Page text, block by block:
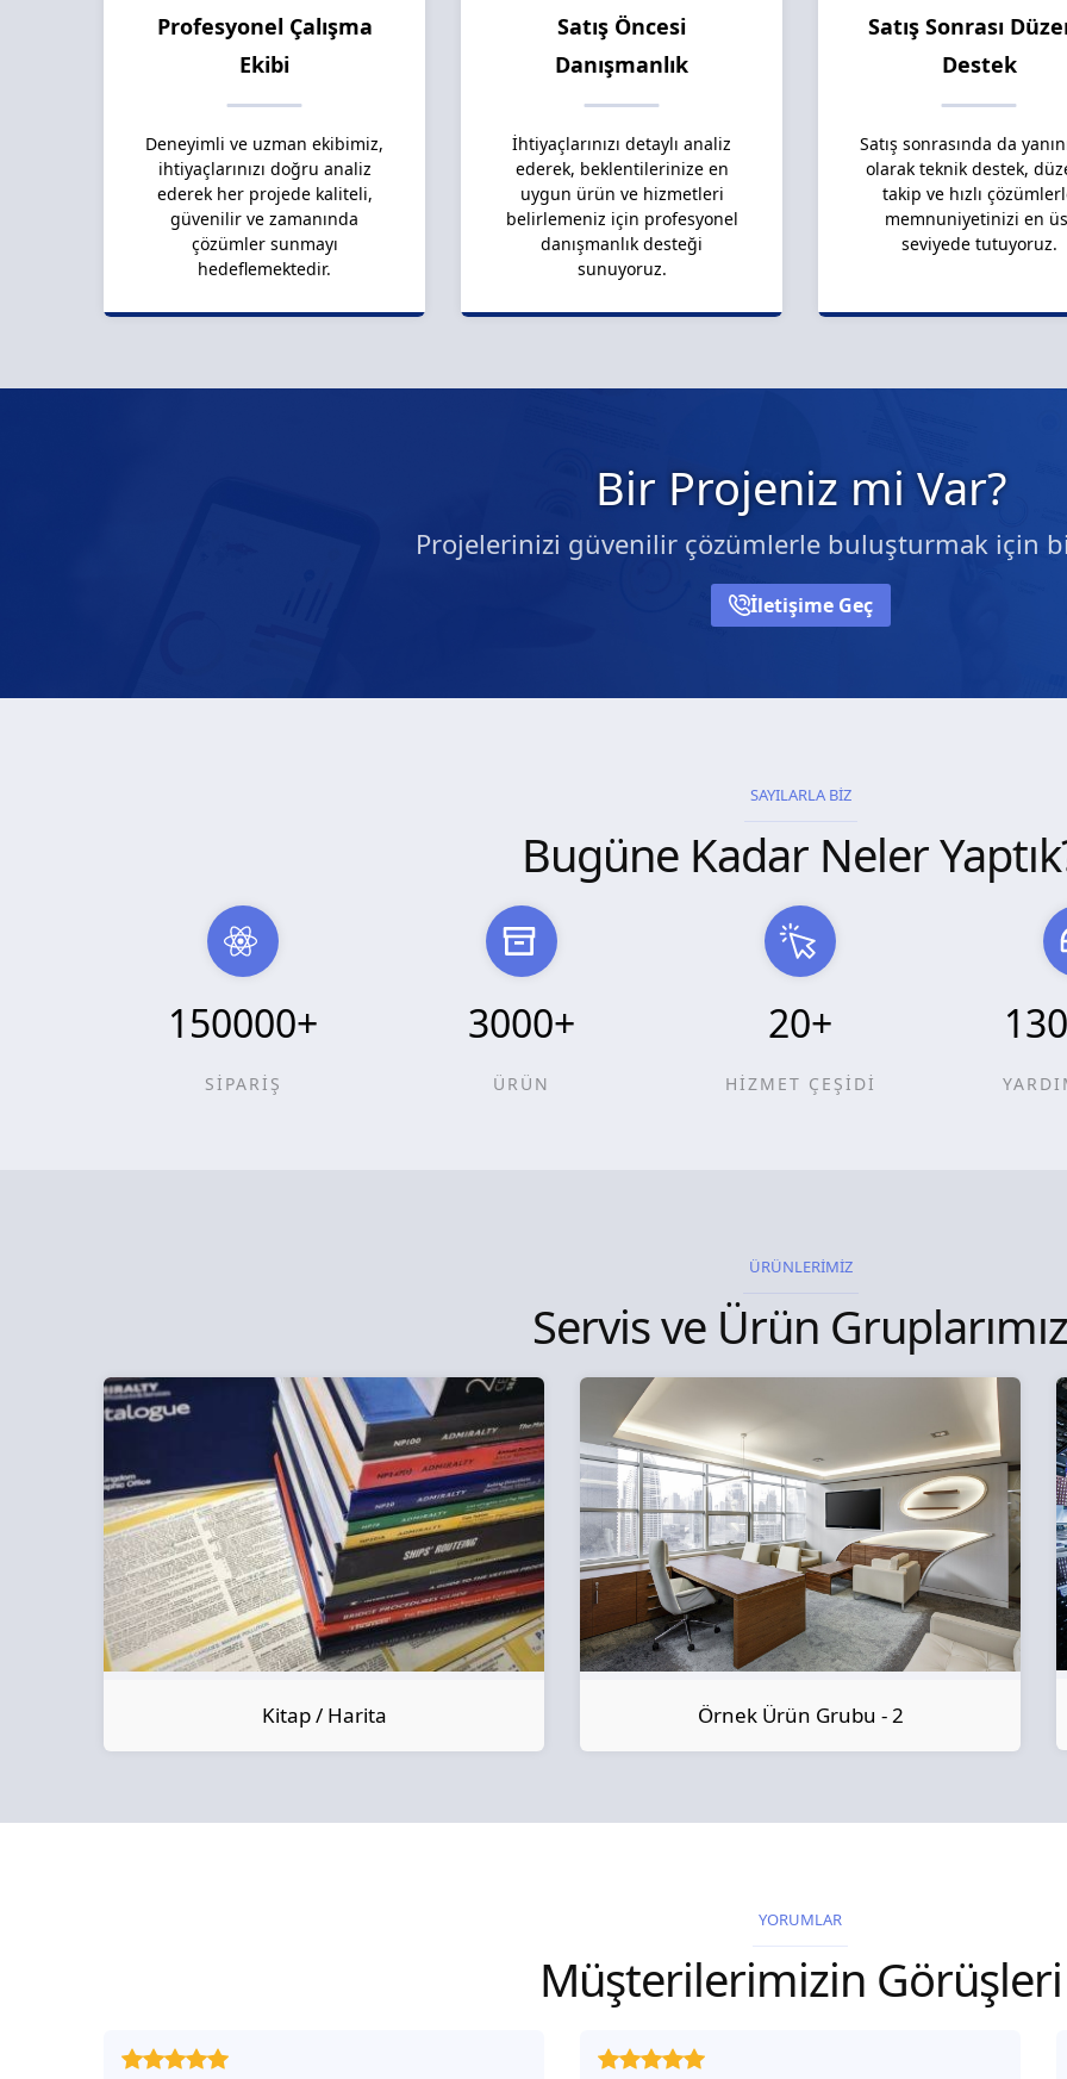
Profesyonel Çalışma
Ekibi
Deneyimli ve uzman ekibimiz,
ihtiyaçlarınızı doğru analiz
ederek her projede kaliteli,
güvenilir ve zamanında
çözümler sunmayı
hedeflemektedir.
Satış Öncesi
Danışmanlık
İhtiyaçlarınızı detaylı analiz
ederek, beklentilerinize en
uygun ürün ve hizmetleri
belirlemeniz için profesyonel
danışmanlık desteği
sunuyoruz.
Satış Sonrası
Destek
Satış sonrasında da
olarak teknik destek,
takip ve hızlı
memnuniyetinizi en
seviyede tutuyoruz.
Bir Projeniz mi Var?
Projelerinizi güvenilir çözümlerle buluşturmak için
İletişime Geç
SAYILARLA BİZ
Bugüne Kadar Neler
150000+
SİPARİŞ
3000+
ÜRÜN
20+
HİZMET ÇEŞİDİ
ÜRÜNLERİMİZ
Servis ve Ürün Gruplarımız
Kitap / Harita Örnek Ürün Grubu - 2
YORUMLAR
Müşterilerimizin Görüşleri